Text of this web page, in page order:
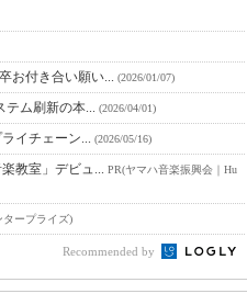
お付き合い願い... (2026/01/07)
ム刷新の本... (2026/04/01)
イチェーン... (2026/05/16)
教室」デビュ... PR(ヤマハ音楽振興会｜Hu
タープライズ)
Recommended by